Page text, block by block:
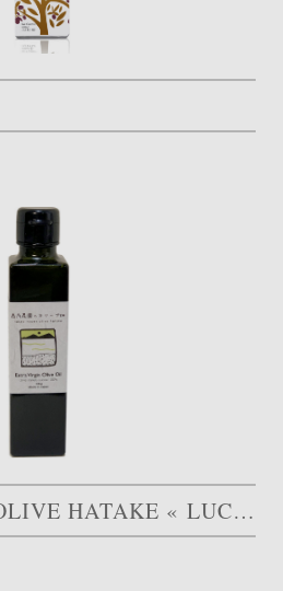
TAKAO NOUEN OLIVE HATAKE « LUCCA »